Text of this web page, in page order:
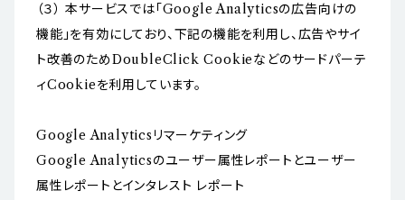
（３） 本サービスでは「Google Analyticsの広告向けの
機能」を有効にしており、下記の機能を利用し、広告やサイ
ト改善のためDoubleClick Cookieなどのサードパーテ
ィCookieを利用しています。
Google Analyticsリマーケティング
Google Analyticsのユーザー属性レポートとユーザー
属性レポートとインタレスト レポート